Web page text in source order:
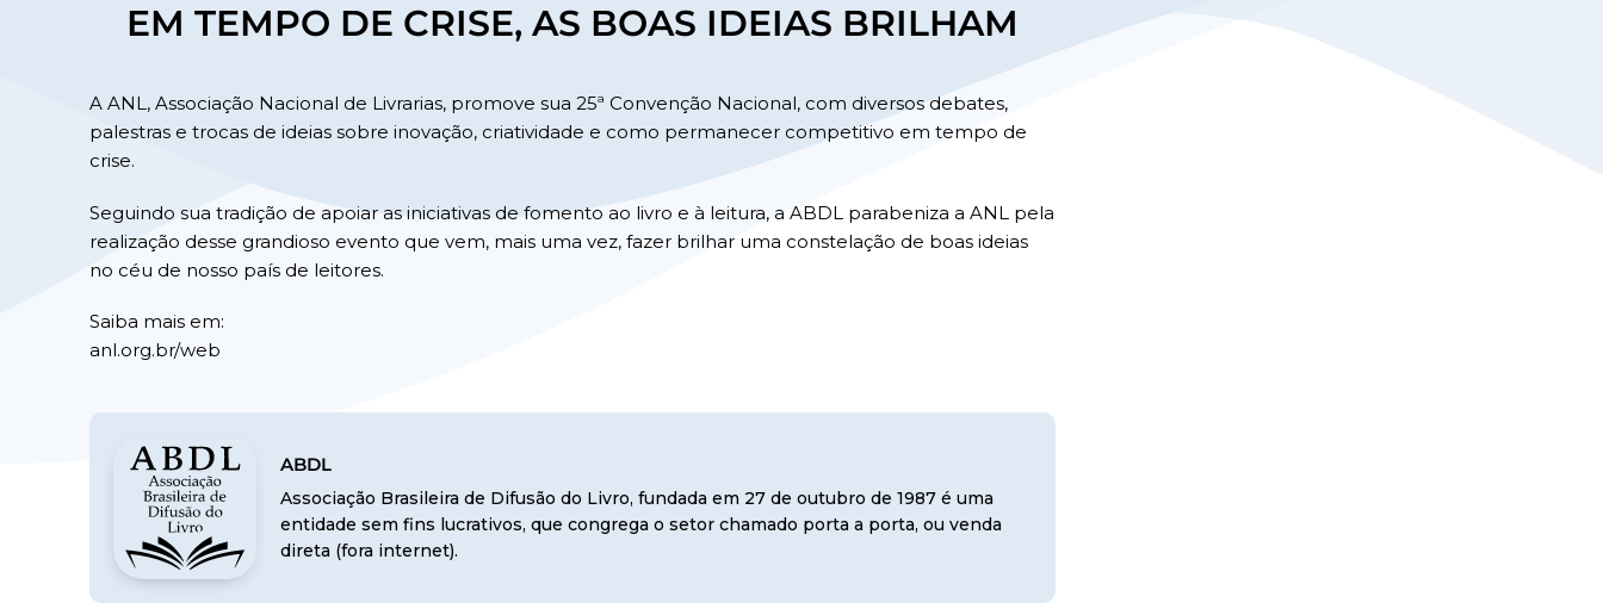
EM TEMPO DE CRISE, AS BOAS IDEIAS BRILHAM
A ANL, Associação Nacional de Livrarias, promove sua 25ª Convenção Nacional, com diversos debates,
palestras e trocas de ideias sobre inovação, criatividade e como permanecer competitivo em tempo de
crise.
Seguindo sua tradição de apoiar as iniciativas de fomento ao livro e à leitura, a ABDL parabeniza a ANL pela
realização desse grandioso evento que vem, mais uma vez, fazer brilhar uma constelação de boas ideias
no céu de nosso país de leitores.
Saiba mais em:
anl.org.br/web
ABDL
Associação Brasileira de Difusão do Livro, fundada em 27 de outubro de 1987 é uma
entidade sem fins lucrativos, que congrega o setor chamado porta a porta, ou venda
direta (fora internet).